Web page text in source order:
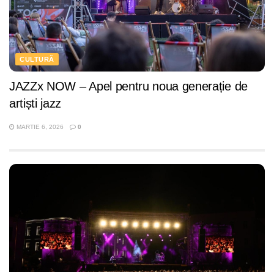
CULTURĂ
JAZZx NOW – Apel pentru noua generație de
artiști jazz
MARTIE 6, 2026 0